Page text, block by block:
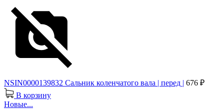
NSIN0000139832 Сальник коленчатого вала | перед | 676 ₽
В корзину
Новые...